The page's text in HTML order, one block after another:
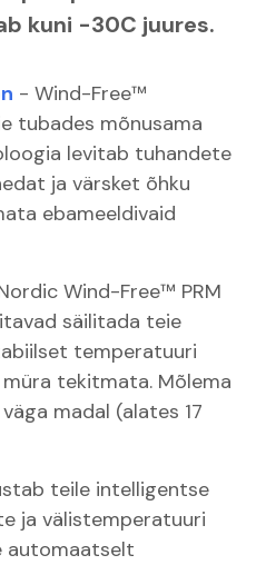
kuni -30C juures.
- Wind-Free™
tubades mõnusama
levitab tuhandete
ja värsket õhku
ebameeldivaid
Wind-Free™ PRM
säilitada teie
temperatuuri
tekitmata. Mõlema
madal (alates 17
teile intelligentse
ja välistemperatuuri
automaatselt